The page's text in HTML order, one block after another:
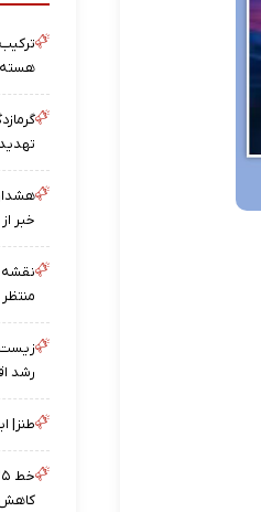
خبر
نقشه
منتظر
رشد
طنز|
کاهش